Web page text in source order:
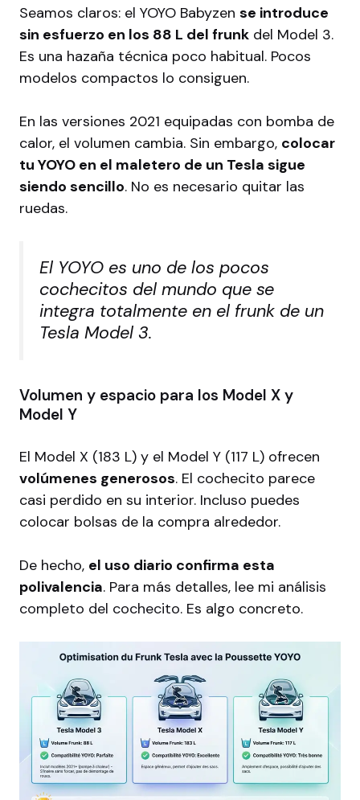
Seamos claros: el YOYO Babyzen se introduce
sin esfuerzo en los 88 L del frunk del Model 3.
Es una hazaña técnica poco habitual. Pocos
modelos compactos lo consiguen.
En las versiones 2021 equipadas con bomba de
calor, el volumen cambia. Sin embargo, colocar
tu YOYO en el maletero de un Tesla sigue
siendo sencillo. No es necesario quitar las
ruedas.
El YOYO es uno de los pocos
cochecitos del mundo que se
integra totalmente en el frunk de un
Tesla Model 3.
Volumen y espacio para los Model X y
Model Y
El Model X (183 L) y el Model Y (117 L) ofrecen
volúmenes generosos. El cochecito parece
casi perdido en su interior. Incluso puedes
colocar bolsas de la compra alrededor.
De hecho, el uso diario confirma esta
polivalencia. Para más detalles, lee mi análisis
completo del cochecito. Es algo concreto.